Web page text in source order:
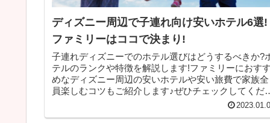
ディズニー周辺で子連れ向け安いホテル6選!
ファミリーはココで決まり!
子連れディズニーでのホテル選びはどうするべきか?
テルのランクや特徴を解説します!ファミリーにおす
めなディズニー周辺の安いホテルや安い旅費で家族全
員楽しむコツもご紹介します♪ぜひチェックしてくだ